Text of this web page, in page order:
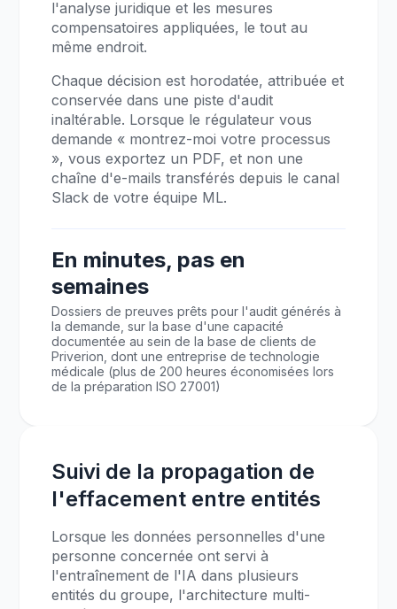
l'analyse juridique et les mesures
compensatoires appliquées, le tout au
même endroit.
Chaque décision est horodatée, attribuée et
conservée dans une piste d'audit
inaltérable. Lorsque le régulateur vous
demande « montrez-moi votre processus
», vous exportez un PDF, et non une
chaîne d'e-mails transférés depuis le canal
Slack de votre équipe ML.
En minutes, pas en
semaines
Dossiers de preuves prêts pour l'audit générés à
la demande, sur la base d'une capacité
documentée au sein de la base de clients de
Priverion, dont une entreprise de technologie
médicale (plus de 200 heures économisées lors
de la préparation ISO 27001)
Suivi de la propagation de
l'effacement entre entités
Lorsque les données personnelles d'une
personne concernée ont servi à
l'entraînement de l'IA dans plusieurs
entités du groupe, l'architecture multi-